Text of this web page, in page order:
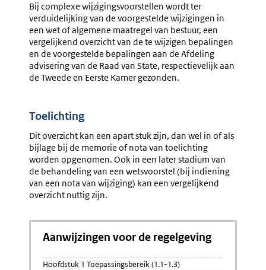
Bij complexe wijzigingsvoorstellen wordt ter
verduidelijking van de voorgestelde wijzigingen in
een wet of algemene maatregel van bestuur, een
vergelijkend overzicht van de te wijzigen bepalingen
en de voorgestelde bepalingen aan de Afdeling
advisering van de Raad van State, respectievelijk aan
de Tweede en Eerste Kamer gezonden.
Toelichting
Dit overzicht kan een apart stuk zijn, dan wel in of als
bijlage bij de memorie of nota van toelichting
worden opgenomen. Ook in een later stadium van
de behandeling van een wetsvoorstel (bij indiening
van een nota van wijziging) kan een vergelijkend
overzicht nuttig zijn.
Aanwijzingen voor de regelgeving
Hoofdstuk 1 Toepassingsbereik (1.1-1.3)